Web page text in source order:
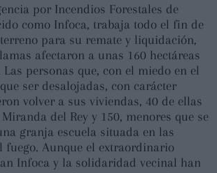
por Incendios Forestales de
como Infoca, trabaja todo el fin de
para su remate y liquidación,
afectaron a unas 160 hectáreas
personas que, con el miedo en el
ser desalojadas, con carácter
volver a sus viviendas, 40 de ellas
del Rey y 150, menores que se
granja escuela situada en las
fuego. Aunque el extraordinario
Infoca y la solidaridad vecinal han